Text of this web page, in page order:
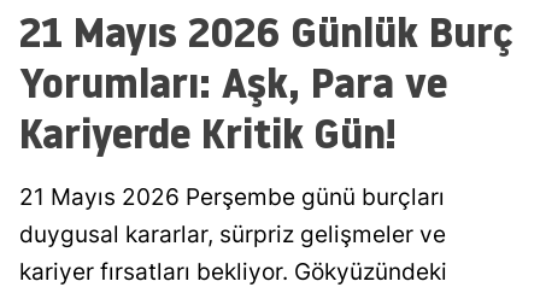
21 Mayıs 2026 Günlük Burç
Yorumları: Aşk, Para ve
Kariyerde Kritik Gün!
21 Mayıs 2026 Perşembe günü burçları
duygusal kararlar, sürpriz gelişmeler ve
kariyer fırsatları bekliyor. Gökyüzündeki